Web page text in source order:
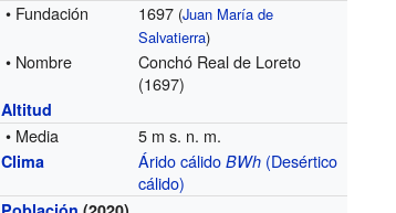
• Fundación 1697 (Juan María de
Salvatierra)
• Nombre
Conchó Real de Loreto
(1697)
Altitud
• Media 5 m s. n. m.
Clima Árido cálidoBWh (Desértico
cálido)